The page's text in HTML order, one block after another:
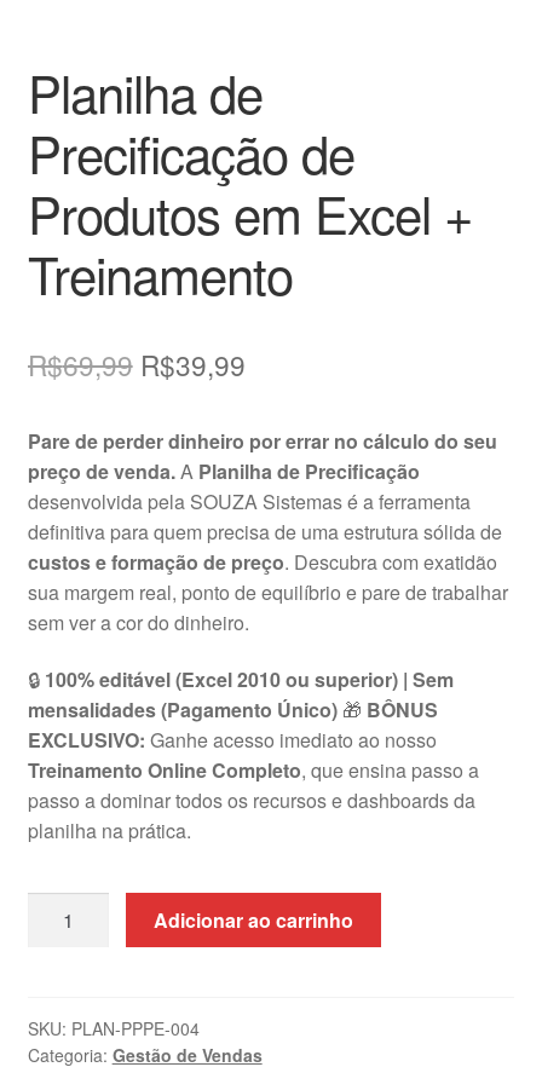
Planilha de
Precificação de
Produtos em Excel +
Treinamento
R$69,99 O
original
era:
R$69,99.
R$39,99O
atual
é:
R$39,99.
Pare de perder dinheiro por errar no cálculo do seu
preço de venda.A Planilha de Precificação
desenvolvida pela SOUZA Sistemas é a ferramenta
definitiva para quem precisa de uma estrutura sólida de
custos e formação de preço. Descubra com exatidão
sua margem real, ponto de equilíbrio e pare de trabalhar
sem ver a cor do dinheiro.
🔒 100% editável (Excel 2010 ou superior) | Sem
mensalidades (Pagamento Único)🎁 BÔNUS
EXCLUSIVO: Ganhe acesso imediato ao nosso
Treinamento Online Completo, que ensina passo a
passo a dominar todos os recursos e dashboards da
planilha na prática.
Produtos
em
Adicionar ao carrinho
SKU: PLAN-PPPE-004
Categoria: Gestão de Vendas